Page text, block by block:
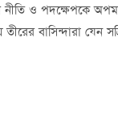
নীতি ও পদক্ষেপকে
বাসিন্দারা যেন